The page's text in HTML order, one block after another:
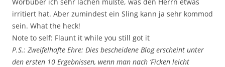
irritiert hat. Aber zumindest ein Sling kann ja sehr kommod
sein. What the heck!
Note to self: Flaunt it while you still got it
P.S.: Zweifelhafte Ehre: Dies bescheidene Blog erscheint unter
den ersten 10 Ergebnissen, wenn man nach ‘Ficken leicht